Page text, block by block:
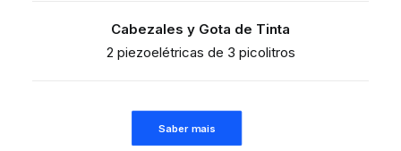
Cabezales y Gota de Tinta
2 piezoelétricas de 3 picolitros
Saber mais